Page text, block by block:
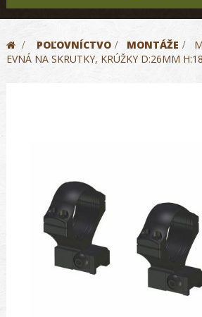
> POĽOVNÍCTVO > MONTÁŽE >
EVNÁ NA SKRUTKY, KRÚŽKY D:26MM